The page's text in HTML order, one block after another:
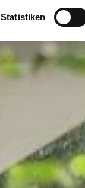
Statistiken